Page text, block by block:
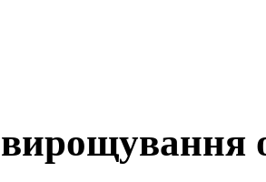
вирощування